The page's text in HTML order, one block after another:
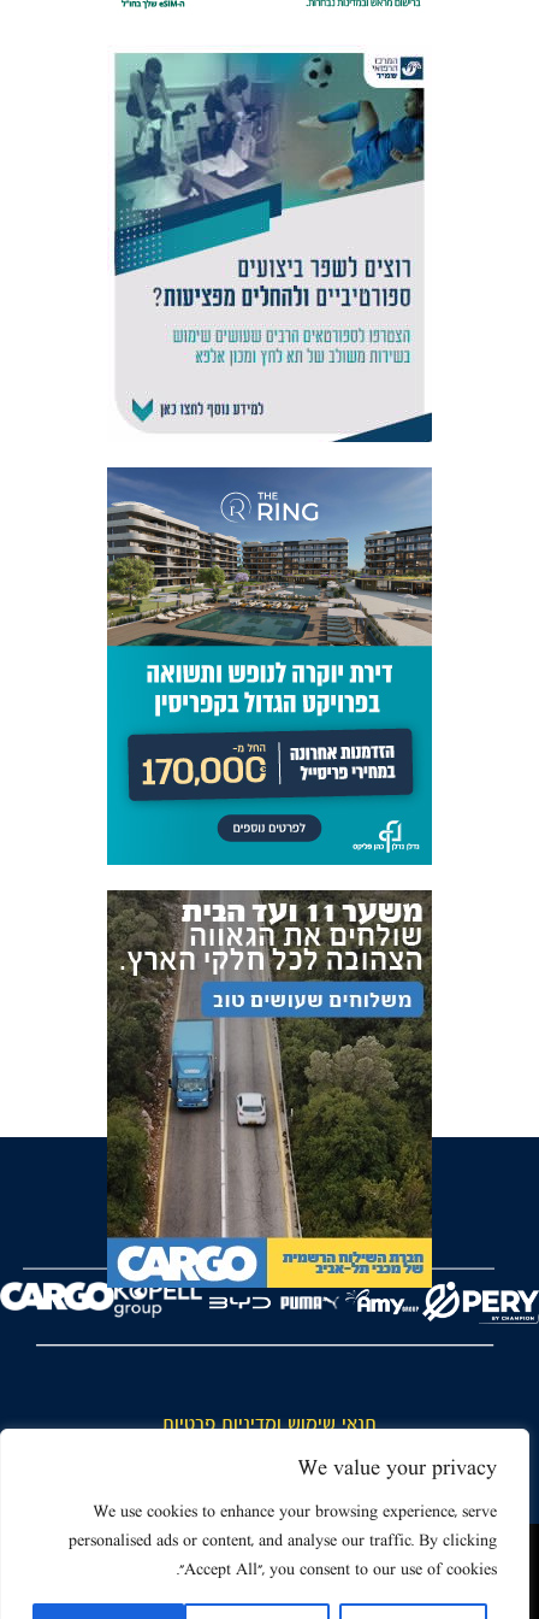
We value your privacy
We use cookies to enhance your browsing experience, serve
personalised ads or content, and analyse our traffic. By clicking
"Accept All", you consent to our use of cookies.
FOREVER
תנאי שימוש ומדיניות פרטיות
כללי כניסה והתנהגות באצטדיון ותנאי שימוש בכרטיסים
דרושים
צור קשר
האתר שאתה גולש בו עשוי להשתמש בעוגיות (קוקיז) ובטכנולוגיות דומות.
על ידי כניסה לאתר אתה מאשר את תנאי השימוש הכוללים שימוש בעוגיות
(קוקיז).